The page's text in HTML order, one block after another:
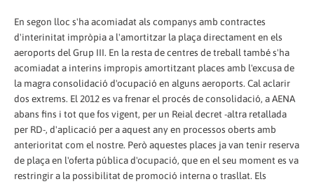
En segon lloc s'ha acomiadat als companys amb contractes
d'interinitat impròpia a l'amortitzar la plaça directament en els
aeroports del Grup III. En la resta de centres de treball també s'ha
acomiadat a interins impropis amortitzant places amb l'excusa de
la magra consolidació d'ocupació en alguns aeroports. Cal aclarir
dos extrems. El 2012 es va frenar el procés de consolidació, a AENA
abans fins i tot que fos vigent, per un Reial decret -altra retallada
per RD-, d'aplicació per a aquest any en processos oberts amb
anterioritat com el nostre. Però aquestes places ja van tenir reserva
de plaça en l'oferta pública d'ocupació, que en el seu moment es va
restringir a la possibilitat de promoció interna o trasllat. Els